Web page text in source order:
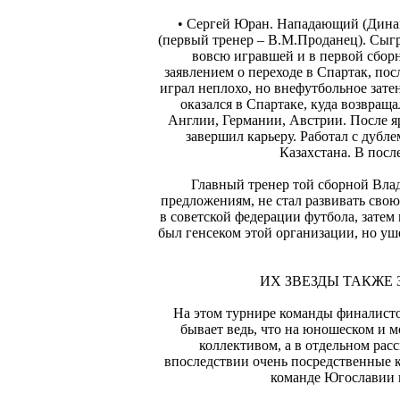
• Сергей Юран. Нападающий
(первый тренер – В.М.Проданец).
вовсю игравшей и в первой
заявлением о переходе в Спартак,
играл неплохо, но внефутбольное
оказался в Спартаке, куда
Англии, Германии, Австрии. После
завершил карьеру. Работал с
Казахстана. В
Главный тренер той сборной
предложениям, не стал развивать
в советской федерации футбола,
был генсеком этой организации, но
ИХ ЗВЕЗДЫ ТАКЖЕ
На этом турнире команды
бывает ведь, что на юношеском и
коллективом, а в отдельном
впоследствии очень
команде Югославии